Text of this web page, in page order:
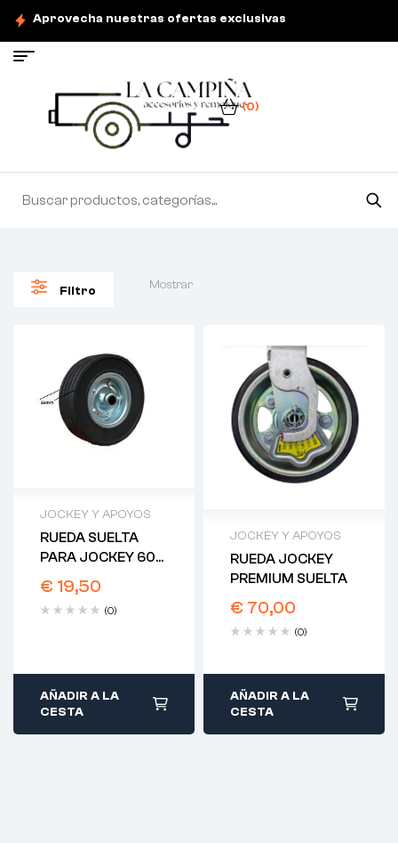
Aprovecha nuestras ofertas exclusivas
(0)
Filtro Mostrar
JOCKEY Y APOYOS
RUEDA SUELTA
PARA JOCKEY 60
SEMIAUTOMÁTICA
€ 19,50
(0)
AÑADIR A LA
CESTA
JOCKEY Y APOYOS
RUEDA JOCKEY
PREMIUM SUELTA
€ 70,00
(0)
AÑADIR A LA
CESTA